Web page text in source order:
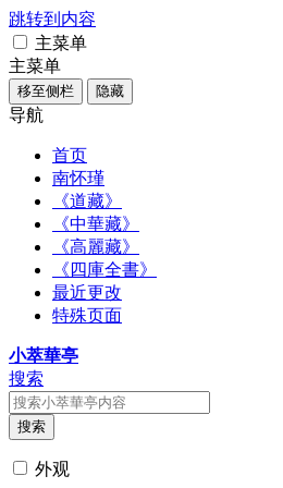
跳转到内容
主菜单
主菜单
移至侧栏 隐藏
导航
首页
南怀瑾
《道藏》
《中華藏》
《高麗藏》
《四庫全書》
最近更改
特殊页面
小萃華亭
搜索
搜索
外观